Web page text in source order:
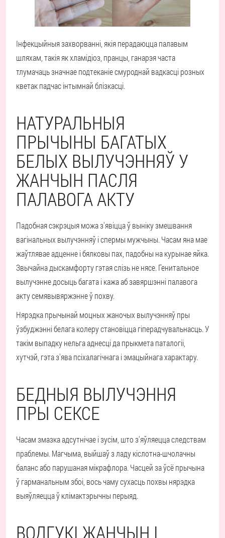
Інфекцыйныя захворванні, якія перадаюцца палавым
шляхам, такія як хламідіоз, пранцы, ганарэя часта
тлумачаць значнае подтеканіе смуроднай вадкасці розных
кветак падчас інтымнай блізкасці.
НАТУРАЛЬНЫЯ
ПРЫЧЫНЫ БАГАТЫХ
БЕЛЫХ ВЫЛУЧЭННЯЎ У
ЖАНЧЫН ПАСЛЯ
ПАЛАВОГА АКТУ
Падобная сэкрэцыя можа з'явіцца ў выніку змешвання
вагінальных вылучэнняў і спермы мужчыны. Часам яна мае
жаўтлявае адценне і бялковы пах, падобны на курынае яйка.
Звычайна дыскамфорту гэтая слізь не нясе. Генитальное
вылучэнне досыць багата і кажа аб завяршэнні палавога
акту семявывяржэнне ў похву.
Нярэдка прычынай моцных жаночых вылучэнняў пры
ўзбуджэнні белага колеру становіцца гіперадчувальнасць. У
такім выпадку нельга аднесці да прыкмета паталогіі,
хутчэй, гэта з'ява псіхалагічнага і эмацыйнага характару.
БЕДНЫЯ ВЫЛУЧЭННЯ
ПРЫ СЕКСЕ
Часам змазка адсутнічае і зусім, што з'яўляецца следствам
праблемы. Магчыма, выйшаў з ладу кіслотна-шчолачны
баланс або парушаная мікрафлора. Часцей за ўсё прычына
ў гарманальным збоі, вось чаму сухасць похвы нярэдка
выяўляецца ў клімактэрычны перыяд.
ВОДГУКІ ЖАНЧЫН І